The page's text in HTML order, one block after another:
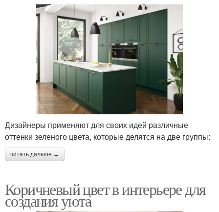
Дизайнеры применяют для своих идей различные
оттенки зеленого цвета, которые делятся на две группы:
читать дальше →
Коричневый цвет в интерьере для
создания уюта